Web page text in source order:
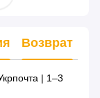
Возврат
| 1–3